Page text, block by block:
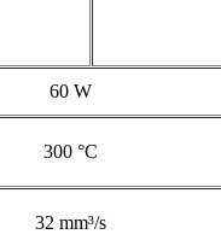
60 W
300 °C
32 mm³/s